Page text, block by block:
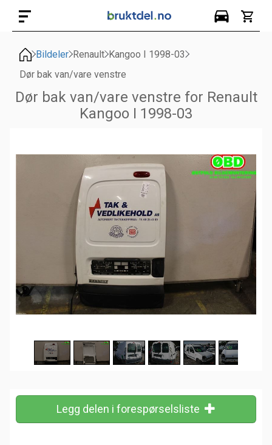
Bildeler Renault Kangoo I 1998-03
Dør bak van/vare venstre
Dør bak van/vare venstre for Renault
Kangoo I 1998-03
Legg delen i forespørselsliste